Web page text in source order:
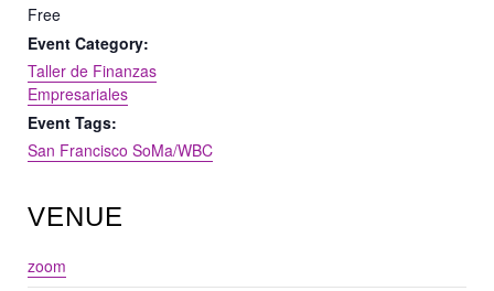
Free
Event Category:
Taller de Finanzas
Empresariales
Event Tags:
San Francisco SoMa/WBC
VENUE
zoom